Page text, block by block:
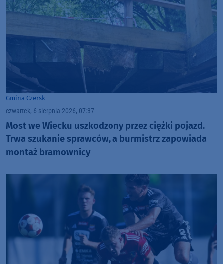
Gmina Czersk
czwartek, 6 sierpnia 2026, 07:37
Most we Wiecku uszkodzony przez ciężki pojazd.
Trwa szukanie sprawców, a burmistrz zapowiada
montaż bramownicy